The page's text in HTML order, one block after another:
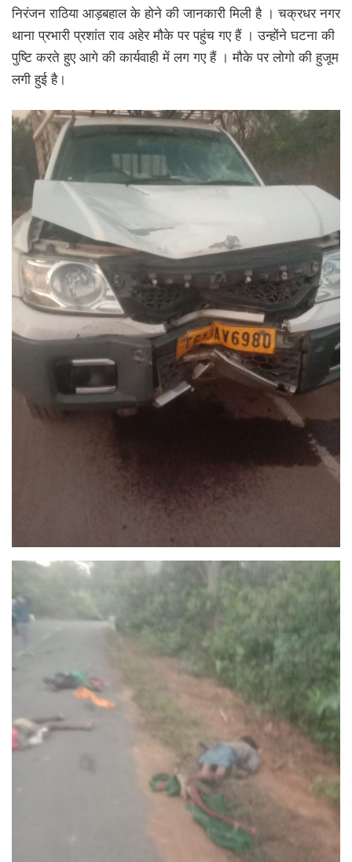
निरंजन राठिया आड़बहाल के होने की जानकारी मिली है । चक्रधर नगर
थाना प्रभारी प्रशांत राव अहेर मौके पर पहुंच गए हैं । उन्होंने घटना की
पुष्टि करते हुए आगे की कार्यवाही में लग गए हैं । मौके पर लोगो की हुजूम
लगी हुई है।